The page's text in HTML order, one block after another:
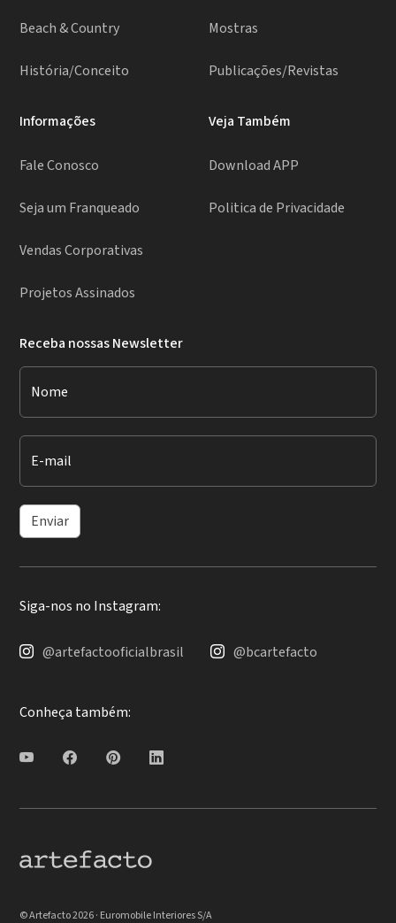
Beach & Country
História/Conceito
Mostras
Publicações/Revistas
Informações
Fale Conosco
Seja um Franqueado
Vendas Corporativas
Projetos Assinados
Veja Também
Download APP
Politica de Privacidade
Receba nossas Newsletter
Nome
E-mail
Enviar
Siga-nos no Instagram:
@artefactooficialbrasil @bcartefacto
Conheça também:
© Artefacto 2026 · Euromobile Interiores S/A